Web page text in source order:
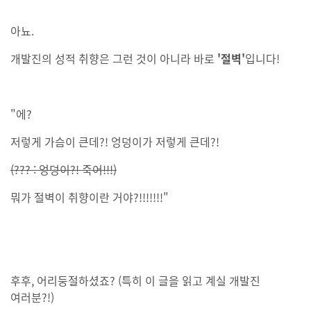
아뇨.
개발진의 성적 취향은 그런 것이 아니라 바로 '절벽'입니다!
"에?
저렇게 가슴이 큰데?! 엉덩이가 저렇게 큰데?!
(??? : 엉덩이?! 죽어!!!)
뭐가 절벽이 취향이란 거야?!!!!!!!"
후후, 어리둥절하셨죠? (특히 이 글을 읽고 계실 개발진
여러분?!)